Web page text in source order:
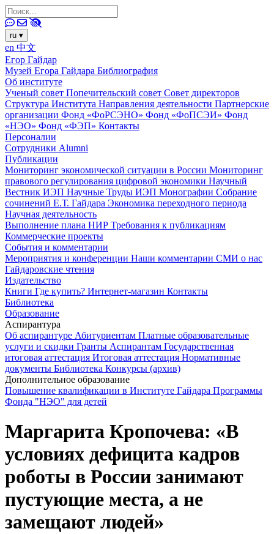
ru ▾
en 中文
Егор Гайдар
Музей Егора Гайдара Библиография
Об институте
Ученый совет Попечительский совет Совет директоров
Структура Института Направления деятельности Партнерские
организации Фонд «ФоРСЭНО» Фонд «ФоПСЭИ» Фонд
«НЭО» Фонд «ФЭП» Контакты
Персоналии
Сотрудники Alumni
Публикации
Мониторинг экономической ситуации в России Мониторинг
правового регулирования цифровой экономики Научный
Вестник ИЭП Научные Труды ИЭП Монографии Собрание
сочинений Е.Т. Гайдара Экономика переходного периода
Научная деятельность
Выполнение плана НИР Требования к публикациям
Коммерческие проекты
События и комментарии
Мероприятия и конференции Наши комментарии СМИ о нас
Гайдаровские чтения
Издательство
Книги Где купить? Интернет-магазин Контакты
Библиотека
Образование
Аспирантура
Об аспирантуре Абитуриентам Платные образовательные
услуги и скидки Гранты Аспирантам Государственная
итоговая аттестация Итоговая аттестация Нормативные
документы Библиотека Конкурсы (архив)
Дополнительное образование
Повышение квалификации в Институте Гайдара Программы
Фонда "НЭО" для детей
Маргарита Кропочева: «В
условиях дефицита кадров
роботы в России занимают
пустующие места, а не
замещают людей»